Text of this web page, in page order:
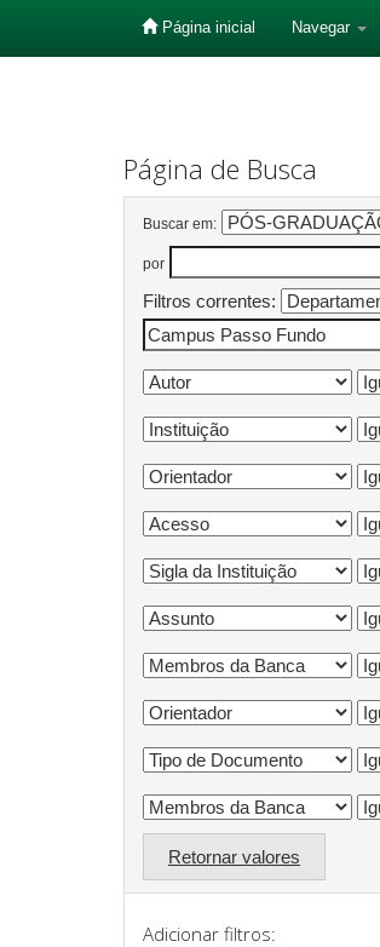
Página inicial Navegar
Página de Busca
Buscar em:
por
Filtros correntes:
Retornar valores
Adicionar filtros: